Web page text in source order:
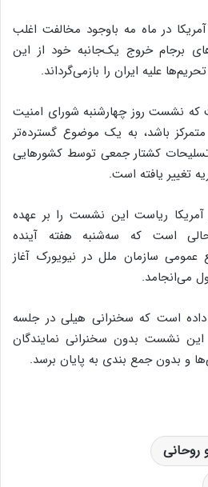
در ماه مه باوجود مخالفت اغلب
برجام خروج یک‌جانبه خود از این
علیه ایران را بازمی‌گرداند.
که نشست روز چهارشنبه شورای امنیت
متمرکز باشد، به یک موضوع گسترده‌تر
تسلیحات کشتار جمعی توسط کشورهایی
تغییر یافته است.
ریاست این نشست را بر عهده
است که سه‌شنبه هفته آینده
سازمان ملل در نیویورک آغاز
است که سخنرانی هیلی در جلسه
نشست بدون سخنرانی نمایندگان
و بدون جمع بندی به پایان برسد.
روحانی